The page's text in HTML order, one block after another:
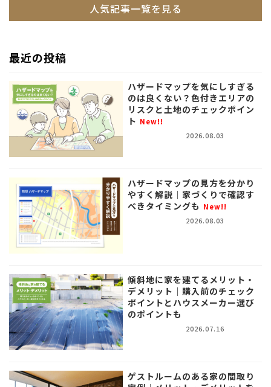
人気記事一覧を見る
最近の投稿
ハザードマップを気にしすぎる
のは良くない？色付きエリアの
リスクと土地のチェックポイン
ト New!!
2026.08.03
ハザードマップの見方を分かり
やすく解説｜家づくりで確認す
べきタイミングも New!!
2026.08.03
傾斜地に家を建てるメリット・
デメリット｜購入前のチェック
ポイントとハウスメーカー選び
のポイントも
2026.07.16
ゲストルームのある家の間取り